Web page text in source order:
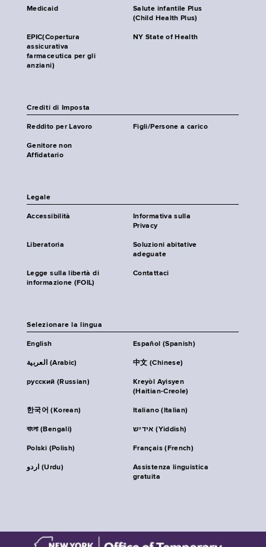
Medicaid
Salute infantile Plus
(Child Health Plus)
EPIC(Copertura
assicurativa
farmaceutica per gli
anziani)
NY State of Health
Crediti di Imposta
Reddito per Lavoro Figli/Persone a carico
Genitore non
Affidatario
Legale
Accessibilità
Informativa sulla
Privacy
Liberatoria
Soluzioni abitative
adeguate
Legge sulla libertà di
informazione (FOIL)
Contattaci
Selezionare la lingua
English Español (Spanish)
العربية (Arabic) 中文 (Chinese)
русский (Russian)
Kreyòl Ayisyen
(Haitian-Creole)
한국어 (Korean) Italiano (Italian)
বাংলা (Bengali) אידיש (Yiddish)
Polski (Polish) Français (French)
اردو (Urdu)
Assistenza linguistica
gratuita